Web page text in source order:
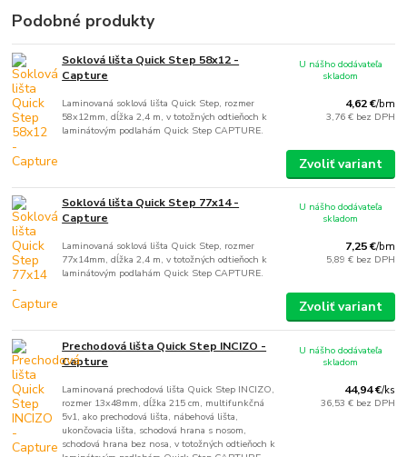
Podobné produkty
Soklová lišta Quick Step 58x12 -
Capture
Laminovaná soklová lišta Quick Step, rozmer
58x12mm, dĺžka 2,4 m, v totožných odtieňoch k
laminátovým podlahám Quick Step CAPTURE.
4,62 €/bm
3,76 € bez DPH
U nášho dodávateľa
skladom
Zvoliť variant
Soklová lišta Quick Step 77x14 -
Capture
Laminovaná soklová lišta Quick Step, rozmer
77x14mm, dĺžka 2,4 m, v totožných odtieňoch k
laminátovým podlahám Quick Step CAPTURE.
7,25 €/bm
5,89 € bez DPH
U nášho dodávateľa
skladom
Zvoliť variant
Prechodová lišta Quick Step INCIZO -
Capture
Laminovaná prechodová lišta Quick Step INCIZO,
rozmer 13x48mm, dĺžka 215 cm, multifunkčná
5v1, ako prechodová lišta, nábehová lišta,
ukončovacia lišta, schodová hrana s nosom,
schodová hrana bez nosa, v totožných odtieňoch k
44,94 €/ks
36,53 € bez DPH
U nášho dodávateľa
skladom